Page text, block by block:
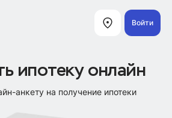
Войти
ипотеку онлайн
анкету на получение ипотеки